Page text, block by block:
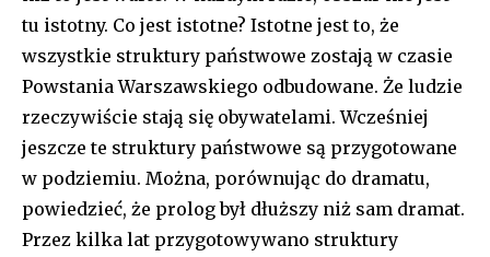
tu istotny. Co jest istotne? Istotne jest to, że
wszystkie struktury państwowe zostają w czasie
Powstania Warszawskiego odbudowane. Że ludzie
rzeczywiście stają się obywatelami. Wcześniej
jeszcze te struktury państwowe są przygotowane
w podziemiu. Można, porównując do dramatu,
powiedzieć, że prolog był dłuższy niż sam dramat.
Przez kilka lat przygotowywano struktury